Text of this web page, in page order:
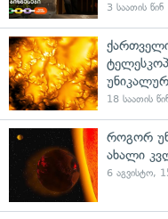
3 საათის წინ
18 საათის
როგორ
ახალი
6 აგვისტო,